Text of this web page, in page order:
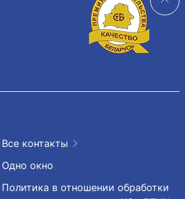
Все контакты
Одно окно
Политика в отношении обработки